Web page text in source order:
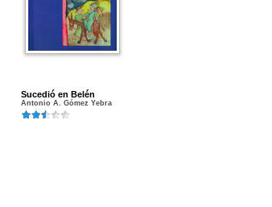
Sucedió en Belén
Antonio A. Gómez Yebra